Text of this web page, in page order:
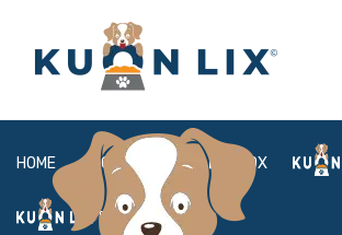
HOME ABOUT BOX
FAQ LOGIN